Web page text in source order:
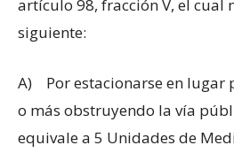
artículo 98, fracción V, el cual
siguiente:
A) Por estacionarse en lugar
o más obstruyendo la vía
equivale a 5 Unidades de